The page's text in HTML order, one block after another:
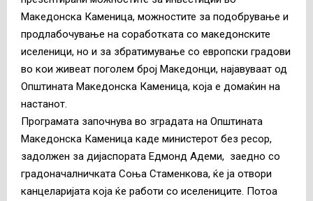
Македонска Каменица, можностите за подобрување и
продлабочување на соработката со македонските
иселеници, но и за збратимување со европски градови
во кои живеат поголем број Македонци, најавуваат од
Општината Македонска Каменица, која е домаќин на
настанот.
Програмата започнува во зградата на Општината
Македонска Каменица каде министерот без ресор,
задолжен за дијаспората Едмонд Адеми, заедно со
градоначалничката Соња Стаменкова, ќе ја отвори
канцеларијата која ќе работи со иселениците. Потоа